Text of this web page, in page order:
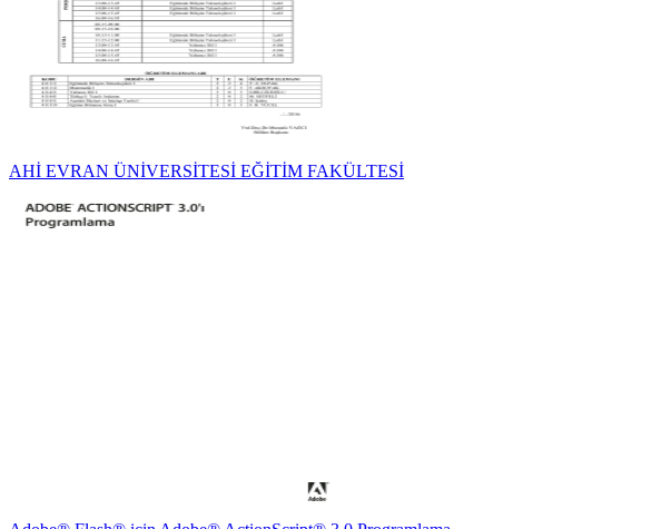
AHİ EVRAN ÜNİVERSİTESİ EĞİTİM FAKÜLTESİ